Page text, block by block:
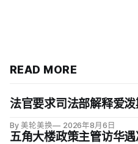
READ MORE
法官要求司法部解释爱
By 美轮美换 2026年8月6日
五角大楼政策主管访华